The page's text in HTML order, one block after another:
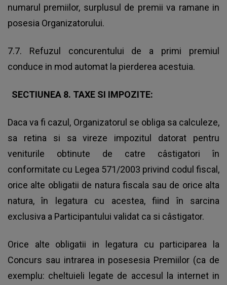
numarul premiilor, surplusul de premii va ramane in
posesia Organizatorului.
7.7. Refuzul concurentului de a primi premiul
conduce in mod automat la pierderea acestuia.
SECTIUNEA 8. TAXE SI IMPOZITE:
Daca va fi cazul, Organizatorul se obliga sa calculeze,
sa retina si sa vireze impozitul datorat pentru
veniturile obtinute de catre câstigatori în
conformitate cu Legea 571/2003 privind codul fiscal,
orice alte obligatii de natura fiscala sau de orice alta
natura, în legatura cu acestea, fiind în sarcina
exclusiva a Participantului validat ca si câstigator.
Orice alte obligatii in legatura cu participarea la
Concurs sau intrarea in posesesia Premiilor (ca de
exemplu: cheltuieli legate de accesul la internet in